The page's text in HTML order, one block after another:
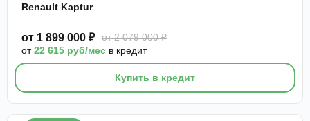
Renault Kaptur
от 1 899 000 ₽
от 2 079 000 ₽
от22 615 руб/мес в кредит
Купить в кредит